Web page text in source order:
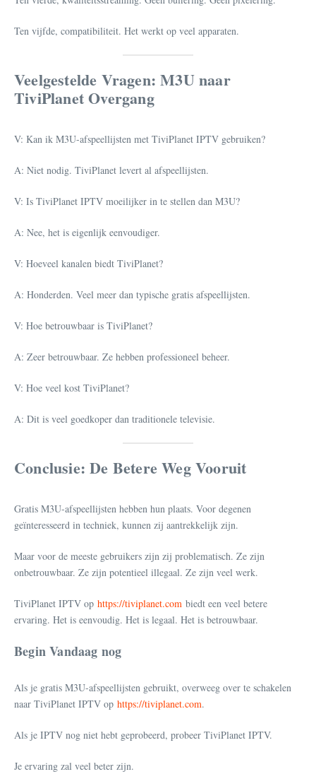
Ten vijfde, compatibiliteit. Het werkt op veel apparaten.
Veelgestelde Vragen: M3U naar
TiviPlanet Overgang
V: Kan ik M3U-afspeellijsten met TiviPlanet IPTV gebruiken?
A: Niet nodig. TiviPlanet levert al afspeellijsten.
V: Is TiviPlanet IPTV moeilijker in te stellen dan M3U?
A: Nee, het is eigenlijk eenvoudiger.
V: Hoeveel kanalen biedt TiviPlanet?
A: Honderden. Veel meer dan typische gratis afspeellijsten.
V: Hoe betrouwbaar is TiviPlanet?
A: Zeer betrouwbaar. Ze hebben professioneel beheer.
V: Hoe veel kost TiviPlanet?
A: Dit is veel goedkoper dan traditionele televisie.
Conclusie: De Betere Weg Vooruit
Gratis M3U-afspeellijsten hebben hun plaats. Voor degenen
geïnteresseerd in techniek, kunnen zij aantrekkelijk zijn.
Maar voor de meeste gebruikers zijn zij problematisch. Ze zijn
onbetrouwbaar. Ze zijn potentieel illegaal. Ze zijn veel werk.
TiviPlanet IPTV op https://tiviplanet.com biedt een veel betere
ervaring. Het is eenvoudig. Het is legaal. Het is betrouwbaar.
Begin Vandaag nog
Als je gratis M3U-afspeellijsten gebruikt, overweeg over te schakelen
naar TiviPlanet IPTV op https://tiviplanet.com.
Als je IPTV nog niet hebt geprobeerd, probeer TiviPlanet IPTV.
Je ervaring zal veel beter zijn.